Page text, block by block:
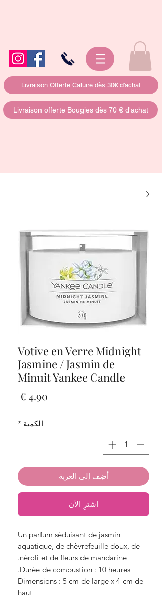
Livraison Offerte Caluire dès 30€ d'achat
Livraison offerte Bougies dès 70 € d'achat
Votive en Verre Midnight
Jasmine / Jasmin de
Minuit Yankee Candle
الكمية *
أضِف إلى العربة
اشترِ الآن
Un parfum séduisant de jasmin
aquatique, de chèvrefeuille doux, de
néroli et de fleurs de mandarine.
Durée de combustion : 10 heures.
Dimensions : 5 cm de large x 4 cm de
haut